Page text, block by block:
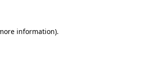
information).